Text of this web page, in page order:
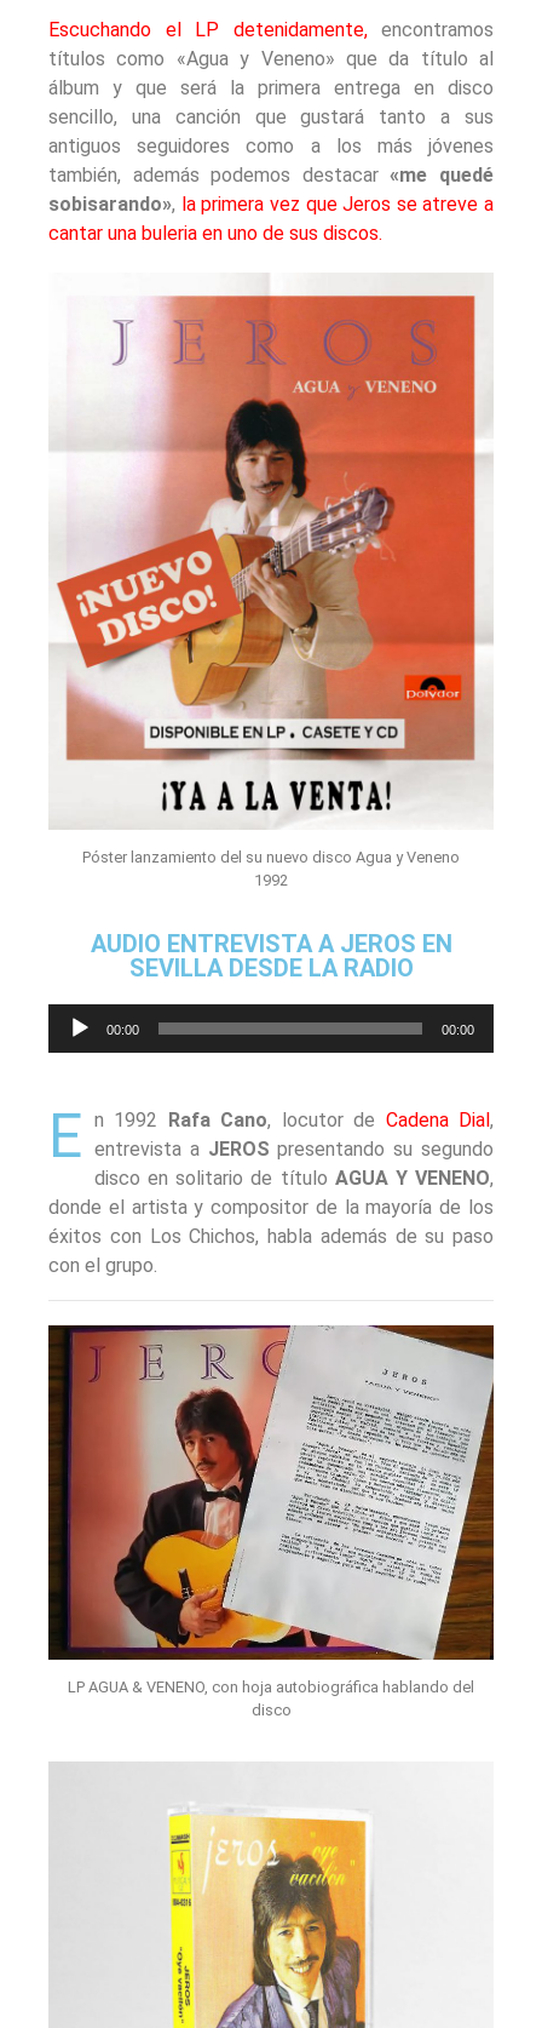
Escuchando el LP detenidamente,encontramos
títulos como «Agua y Veneno» que da título al
álbum y que será la primera entrega en disco
sencillo, una canción que gustará tanto a sus
antiguos seguidores como a los más jóvenes
también, además podemos destacar«me quedé
sobisarando», la primera vez que Jeros se atreve a
cantar una buleria en uno de sus discos.
Póster lanzamiento del su nuevo disco Agua y Veneno
1992
AUDIO ENTREVISTA A JEROS EN
SEVILLA DESDE LA RADIO
Reproductor
00:00 00:00
E n 1992 Rafa Cano, locutor de Cadena Dial,
entrevista a JEROS presentando su segundo
disco en solitario de título AGUA Y VENENO,
donde el artista y compositor de la mayoría de los
éxitos con Los Chichos, habla además de su paso
con el grupo.
LP AGUA & VENENO, con hoja autobiográfica hablando del
disco